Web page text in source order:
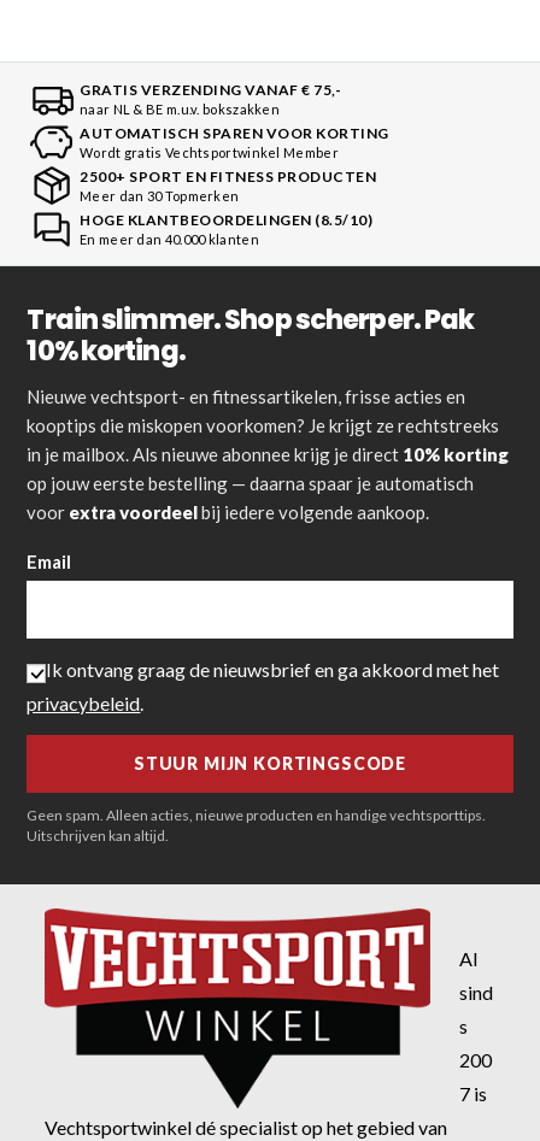
GRATIS VERZENDING VANAF € 75,-
naar NL & BE m.u.v. bokszakken
AUTOMATISCH SPAREN VOOR KORTING
Wordt gratis Vechtsportwinkel Member
2500+ SPORT EN FITNESS PRODUCTEN
Meer dan 30 Topmerken
HOGE KLANTBEOORDELINGEN (8.5/10)
En meer dan 40.000 klanten
Train slimmer. Shop scherper. Pak
10% korting.
Nieuwe vechtsport- en fitnessartikelen, frisse acties en
kooptips die miskopen voorkomen? Je krijgt ze rechtstreeks
in je mailbox. Als nieuwe abonnee krijg je direct 10% korting
op jouw eerste bestelling — daarna spaar je automatisch
voor extra voordeelbij iedere volgende aankoop.
Email
Ik ontvang graag de nieuwsbrief en ga akkoord met het
privacybeleid.
Geen spam. Alleen acties, nieuwe producten en handige vechtsporttips.
Uitschrijven kan altijd.
Al
sind
s
200
7 is
Vechtsportwinkel dé specialist op het gebied van